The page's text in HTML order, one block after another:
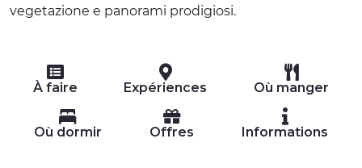
vegetazione e panorami prodigiosi.
À faire Expériences Où manger
Où dormir Offres Informations